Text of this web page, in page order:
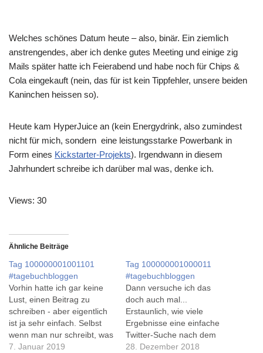
Welches schönes Datum heute – also, binär. Ein ziemlich
anstrengendes, aber ich denke gutes Meeting und einige zig
Mails später hatte ich Feierabend und habe noch für Chips &
Cola eingekauft (nein, das für ist kein Tippfehler, unsere beiden
Kaninchen heissen so).
Heute kam HyperJuice an (kein Energydrink, also zumindest
nicht für mich, sondern eine leistungsstarke Powerbank in
Form eines Kickstarter-Projekts). Irgendwann in diesem
Jahrhundert schreibe ich darüber mal was, denke ich.
Views: 30
Ähnliche Beiträge
Tag 100000001001101
#tagebuchbloggen
Vorhin hatte ich gar keine
Lust, einen Beitrag zu
schreiben - aber eigentlich
ist ja sehr einfach. Selbst
wenn man nur schreibt, was
man nicht 'geschafft' hat -
7. Januar 2019
Tag 100000001000011
#tagebuchbloggen
Dann versuche ich das
doch auch mal...
Erstaunlich, wie viele
Ergebnisse eine einfache
Twitter-Suche nach dem
Hashtag
28. Dezember 2018